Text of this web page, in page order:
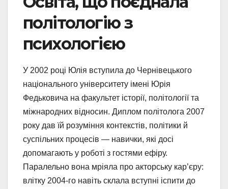
політологію з
психологією
У 2002 році Юлія вступила до Чернівецького
національного університету імені Юрія
Федьковича на факультет історії, політології та
міжнародних відносин. Диплом політолога 2007
року дав їй розуміння контекстів, політики й
суспільних процесів — навички, які досі
допомагають у роботі з гостями ефіру.
Паралельно вона мріяла про акторську кар’єру:
влітку 2004-го навіть склала вступні іспити до